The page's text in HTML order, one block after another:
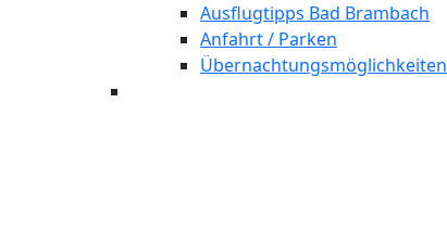
Ausflugtipps Bad Brambach
Anfahrt / Parken
Übernachtungsmöglichkeiten